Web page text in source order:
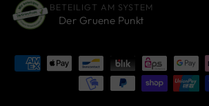
BETEILIGT AM SYSTEM
Der Gruene Punkt